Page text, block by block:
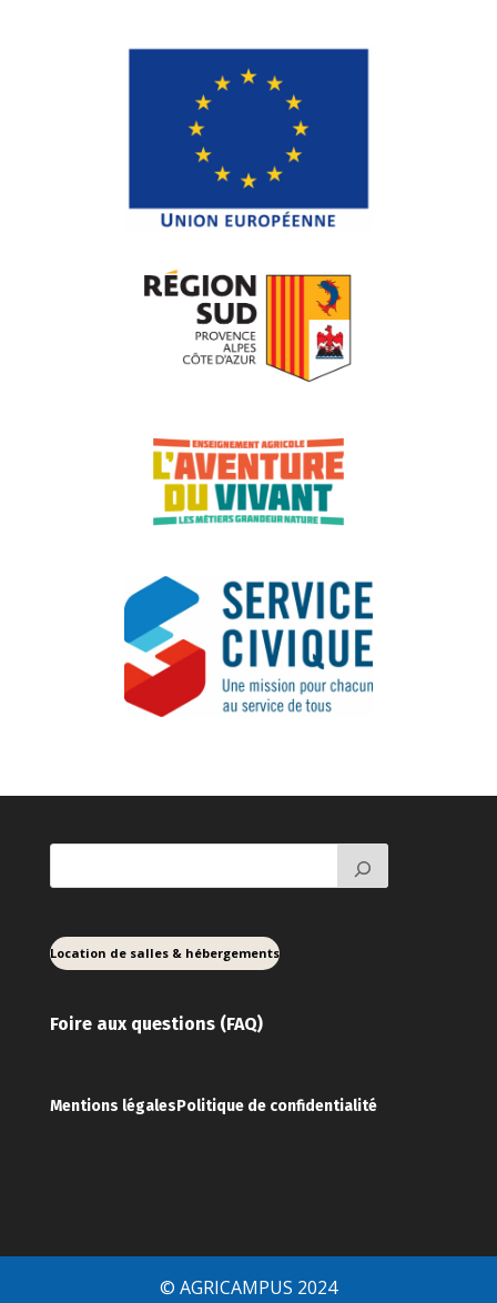
Location de salles & hébergements
Foire aux questions (FAQ)
Mentions légalesPolitique de confidentialité
© AGRICAMPUS 2024